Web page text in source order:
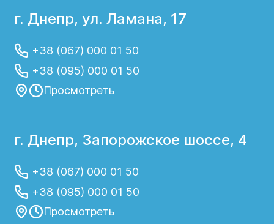
г. Днепр, ул. Ламана, 17
+38 (067) 000 01 50
+38 (095) 000 01 50
Просмотреть
г. Днепр, Запорожское шоссе, 4
+38 (067) 000 01 50
+38 (095) 000 01 50
Просмотреть